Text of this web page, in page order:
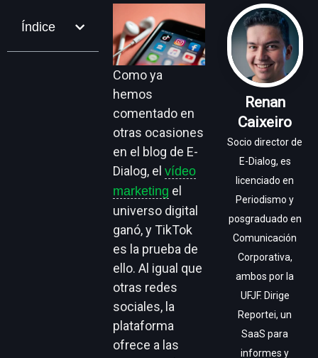
Índice
Como ya
hemos
comentado en
otras ocasiones
en el blog de E-
Dialog, elvídeo
marketing el
universo digital
ganó, y TikTok
es la prueba de
ello. Al igual que
otras redes
sociales, la
plataforma
ofrece a las
Renan
Caixeiro
Socio director de
E-Dialog, es
licenciado en
Periodismo y
posgraduado en
Comunicación
Corporativa,
ambos por la
UFJF. Dirige
Reportei, un
SaaS para
informes y